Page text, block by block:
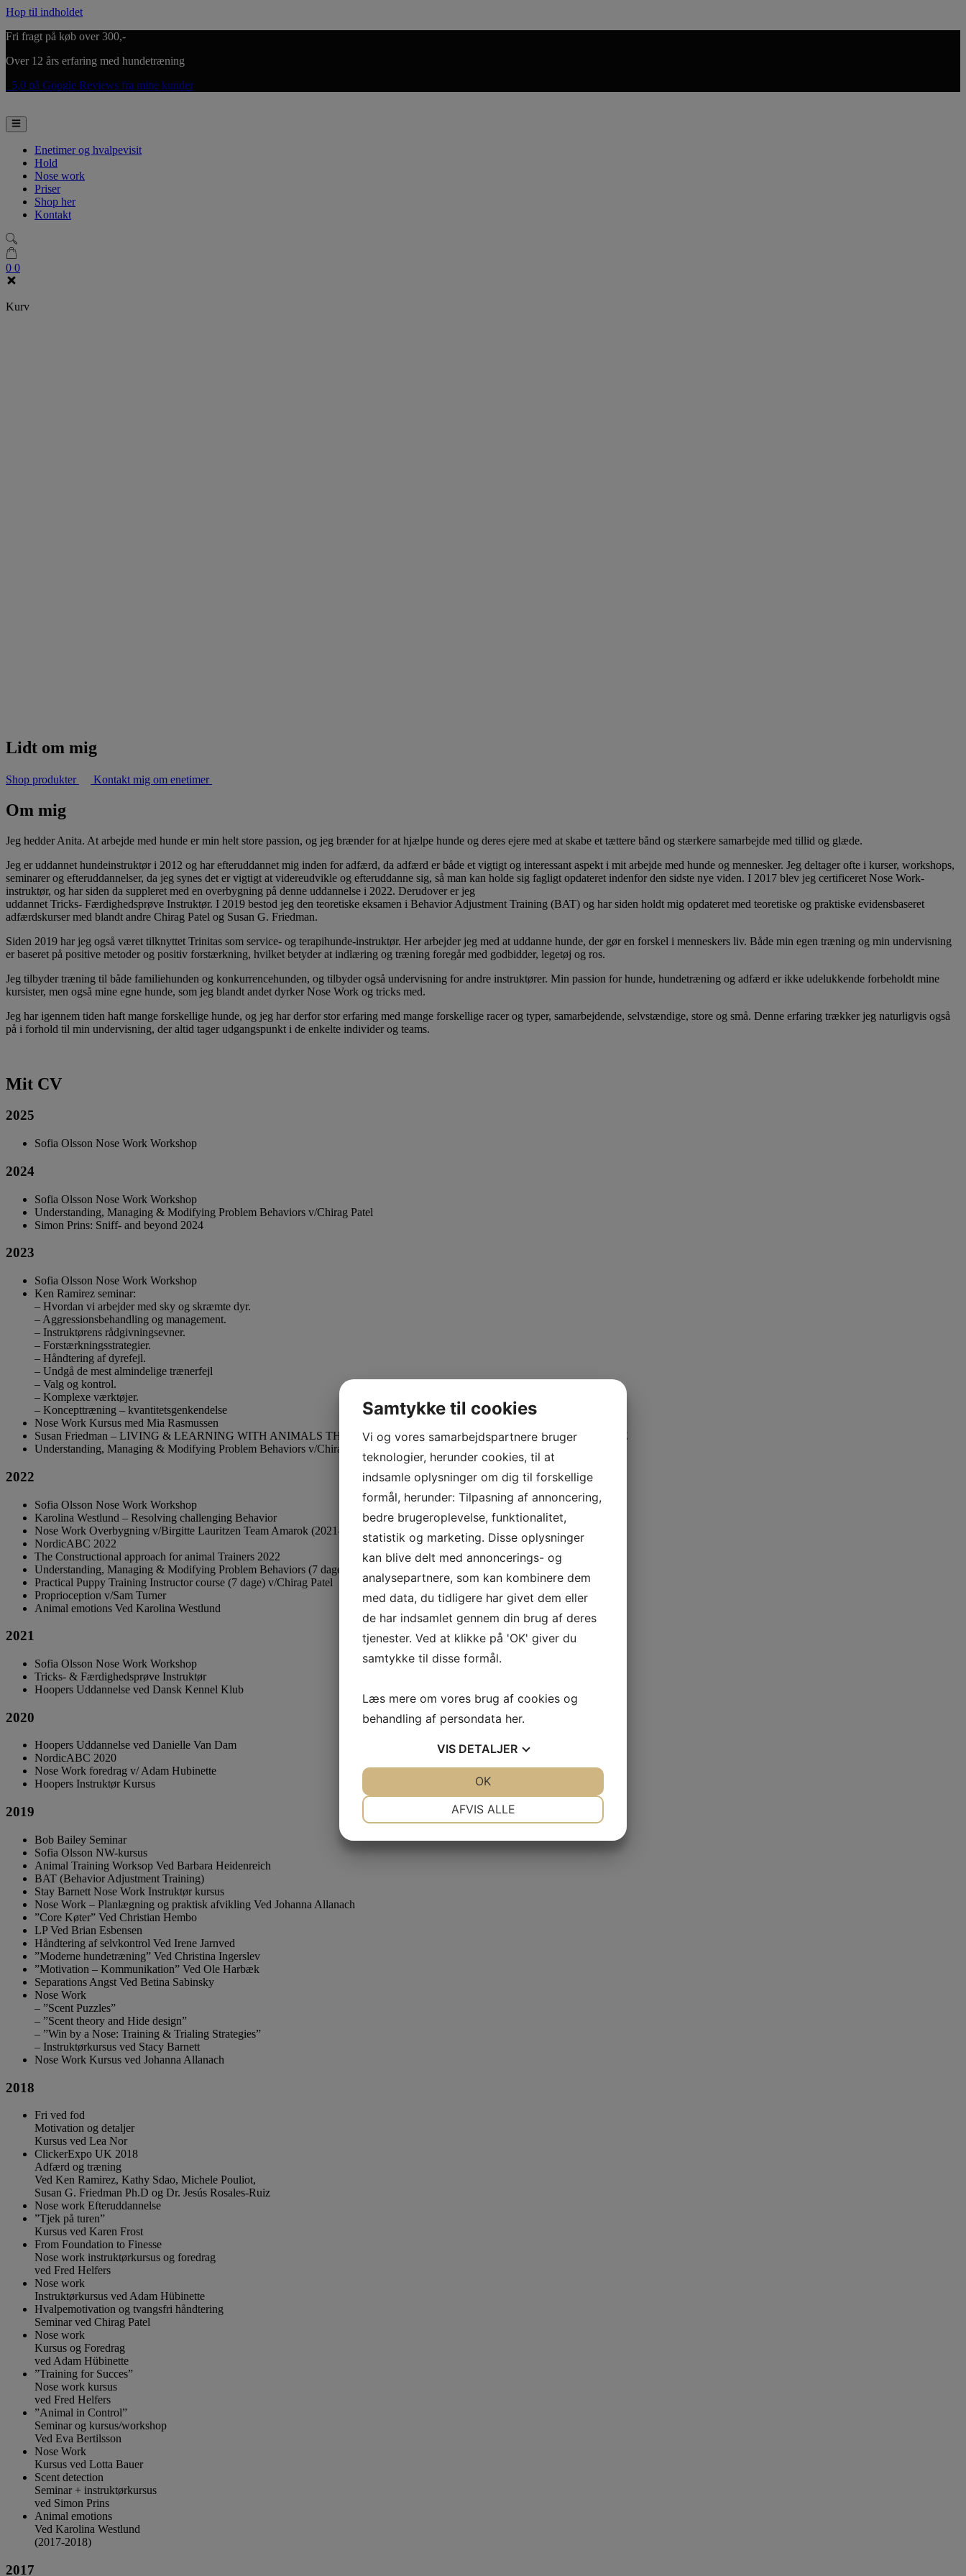
Hop til indholdet
Fri fragt på køb over 300,-
Over 12 års erfaring med hundetræning
5,0 på Google Reviews fra mine kunder
Enetimer og hvalpevisit
Hold
Nose work
Priser
Shop her
Kontakt
0 0
Kurv
Lidt om mig
Shop produkter Kontakt mig om enetimer
Om mig
Jeg hedder Anita. At arbejde med hunde er min helt store passion, og jeg brænder for at hjælpe hunde og deres ejere med at skabe et tættere bånd og stærkere samarbejde med tillid og glæde.
Jeg er uddannet hundeinstruktør i 2012 og har efteruddannet mig inden for adfærd, da adfærd er både et vigtigt og interessant aspekt i mit arbejde med hunde og mennesker. Jeg deltager ofte i kurser, workshops,
seminarer og efteruddannelser, da jeg synes det er vigtigt at videreudvikle og efteruddanne sig, så man kan holde sig fagligt opdateret indenfor den sidste nye viden. I 2017 blev jeg certificeret Nose Work-
instruktør, og har siden da suppleret med en overbygning på denne uddannelse i 2022. Derudover er jeg
uddannet Tricks- Færdighedsprøve Instruktør. I 2019 bestod jeg den teoretiske eksamen i Behavior Adjustment Training (BAT) og har siden holdt mig opdateret med teoretiske og praktiske evidensbaseret
adfærdskurser med blandt andre Chirag Patel og Susan G. Friedman.
Siden 2019 har jeg også været tilknyttet Trinitas som service- og terapihunde-instruktør. Her arbejder jeg med at uddanne hunde, der gør en forskel i menneskers liv. Både min egen træning og min undervisning
er baseret på positive metoder og positiv forstærkning, hvilket betyder at indlæring og træning foregår med godbidder, legetøj og ros.
Jeg tilbyder træning til både familiehunden og konkurrencehunden, og tilbyder også undervisning for andre instruktører. Min passion for hunde, hundetræning og adfærd er ikke udelukkende forbeholdt mine
kursister, men også mine egne hunde, som jeg blandt andet dyrker Nose Work og tricks med.
Jeg har igennem tiden haft mange forskellige hunde, og jeg har derfor stor erfaring med mange forskellige racer og typer, samarbejdende, selvstændige, store og små. Denne erfaring trækker jeg naturligvis også
på i forhold til min undervisning, der altid tager udgangspunkt i de enkelte individer og teams.
Mit CV
2025
Sofia Olsson Nose Work Workshop
2024
Sofia Olsson Nose Work Workshop
Understanding, Managing & Modifying Problem Behaviors v/Chirag Patel
Simon Prins: Sniff- and beyond 2024
2023
Sofia Olsson Nose Work Workshop
Ken Ramirez seminar:
– Hvordan vi arbejder med sky og skræmte dyr.
– Aggressionsbehandling og management.
– Instruktørens rådgivningsevner.
– Forstærkningsstrategier.
– Håndtering af dyrefejl.
– Undgå de mest almindelige trænerfejl
– Valg og kontrol.
– Komplexe værktøjer.
– Koncepttræning – kvantitetsgenkendelse
Nose Work Kursus med Mia Rasmussen
Susan Friedman – LIVING & LEARNING WITH ANIMALS THE SCIENCE & TECHNOLOGY OF BEHAVIOR CHANGE
Understanding, Managing & Modifying Problem Behaviors v/Chirag Patel
2022
Sofia Olsson Nose Work Workshop
Karolina Westlund – Resolving challenging Behavior
Nose Work Overbygning v/Birgitte Lauritzen Team Amarok (2021-2022)
NordicABC 2022
The Constructional approach for animal Trainers 2022
Understanding, Managing & Modifying Problem Behaviors (7 dage) v/Chirag Patel
Practical Puppy Training Instructor course (7 dage) v/Chirag Patel
Proprioception v/Sam Turner
Animal emotions Ved Karolina Westlund
2021
Sofia Olsson Nose Work Workshop
Tricks- & Færdighedsprøve Instruktør
Hoopers Uddannelse ved Dansk Kennel Klub
2020
Hoopers Uddannelse ved Danielle Van Dam
NordicABC 2020
Nose Work foredrag v/ Adam Hubinette
Hoopers Instruktør Kursus
2019
Bob Bailey Seminar
Sofia Olsson NW-kursus
Animal Training Worksop Ved Barbara Heidenreich
BAT (Behavior Adjustment Training)
Stay Barnett Nose Work Instruktør kursus
Nose Work – Planlægning og praktisk afvikling Ved Johanna Allanach
”Core Køter” Ved Christian Hembo
LP Ved Brian Esbensen
Håndtering af selvkontrol Ved Irene Jarnved
”Moderne hundetræning” Ved Christina Ingerslev
”Motivation – Kommunikation” Ved Ole Harbæk
Separations Angst Ved Betina Sabinsky
Nose Work
– ”Scent Puzzles”
– ”Scent theory and Hide design”
– ”Win by a Nose: Training & Trialing Strategies”
– Instruktørkursus ved Stacy Barnett
Nose Work Kursus ved Johanna Allanach
2018
Fri ved fod
Motivation og detaljer
Kursus ved Lea Nor
ClickerExpo UK 2018
Adfærd og træning
Ved Ken Ramirez, Kathy Sdao, Michele Pouliot,
Susan G. Friedman Ph.D og Dr. Jesús Rosales-Ruiz
Nose work Efteruddannelse
”Tjek på turen”
Kursus ved Karen Frost
From Foundation to Finesse
Nose work instruktørkursus og foredrag
ved Fred Helfers
Nose work
Instruktørkursus ved Adam Hübinette
Hvalpemotivation og tvangsfri håndtering
Seminar ved Chirag Patel
Nose work
Kursus og Foredrag
ved Adam Hübinette
”Training for Succes”
Nose work kursus
ved Fred Helfers
”Animal in Control”
Seminar og kursus/workshop
Ved Eva Bertilsson
Nose Work
Kursus ved Lotta Bauer
Scent detection
Seminar + instruktørkursus
ved Simon Prins
Animal emotions
Ved Karolina Westlund
(2017-2018)
2017
Samtykke til cookies
Vi og vores samarbejdspartnere bruger
teknologier, herunder cookies, til at
indsamle oplysninger om dig til forskellige
formål, herunder: Tilpasning af annoncering,
bedre brugeroplevelse, funktionalitet,
statistik og marketing. Disse oplysninger
kan blive delt med annoncerings- og
analysepartnere, som kan kombinere dem
med data, du tidligere har givet dem eller
de har indsamlet gennem din brug af deres
tjenester. Ved at klikke på 'OK' giver du
samtykke til disse formål.
Læs mere om vores brug af cookies og
behandling af persondata her.
VIS DETALJER
AFVIS ALLE
OK